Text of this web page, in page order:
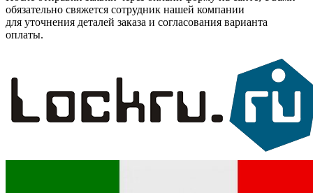
обязательно свяжется сотрудник нашей компании
для уточнения деталей заказа и согласования варианта
оплаты.